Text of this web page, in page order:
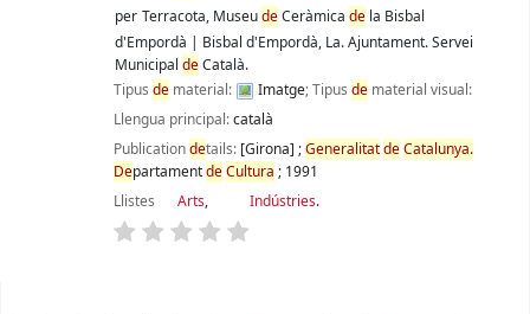
per Terracota, MuseudeCeràmica dela Bisbal
d'Empordà
Bisbal d'Empordà, La. Ajuntament. Servei
MunicipaldeCatalà.
Tipus dematerial: Imatge; Tipus dematerial visual:
Llengua principal:català
Publicationdetails: [Girona] ;GeneralitatdeCatalunya.
DepartamentdeCultura ; 1991
Llistes
Arts, Indústries.